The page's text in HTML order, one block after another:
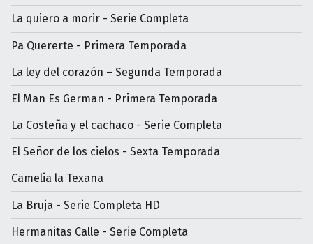
La quiero a morir - Serie Completa
Pa Quererte - Primera Temporada
La ley del corazón – Segunda Temporada
El Man Es German - Primera Temporada
La Costeña y el cachaco - Serie Completa
El Señor de los cielos - Sexta Temporada
Camelia la Texana
La Bruja - Serie Completa HD
Hermanitas Calle - Serie Completa